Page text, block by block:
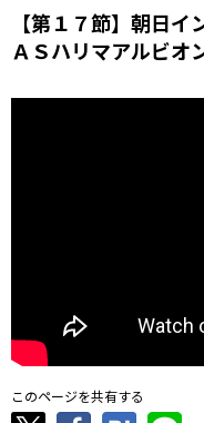
【第１７節】朝日
ＡＳハリマアルビオ
このページを共有する